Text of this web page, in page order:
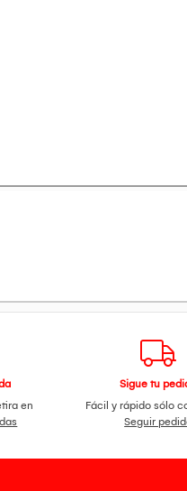
en
Sigue tu
Fácil y rápido sólo
Seguir